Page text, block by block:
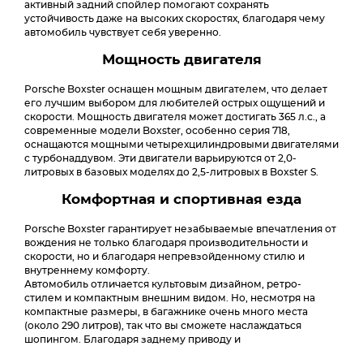
активный задний спойлер помогают сохранять
устойчивость даже на высоких скоростях, благодаря чему
автомобиль чувствует себя уверенно.
Мощность двигателя
Porsche Boxster оснащен мощным двигателем, что делает
его лучшим выбором для любителей острых ощущений и
скорости. Мощность двигателя может достигать 365 л.с., а
современные модели Boxster, особенно серия 718,
оснащаются мощными четырехцилиндровыми двигателями
с турбонаддувом. Эти двигатели варьируются от 2,0-
литровых в базовых моделях до 2,5-литровых в Boxster S.
Комфортная и спортивная езда
Porsche Boxster гарантирует незабываемые впечатления от
вождения не только благодаря производительности и
скорости, но и благодаря непревзойденному стилю и
внутреннему комфорту.
Автомобиль отличается культовым дизайном, ретро-
стилем и компактным внешним видом. Но, несмотря на
компактные размеры, в багажнике очень много места
(около 290 литров), так что вы сможете наслаждаться
шопингом. Благодаря заднему приводу и